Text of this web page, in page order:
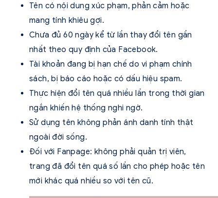
Tên có nội dung xúc phạm, phản cảm hoặc
mang tính khiêu gợi.
Chưa đủ 60 ngày kể từ lần thay đổi tên gần
nhất theo quy định của Facebook.
Tài khoản đang bị hạn chế do vi phạm chính
sách, bị báo cáo hoặc có dấu hiệu spam.
Thực hiện đổi tên quá nhiều lần trong thời gian
ngắn khiến hệ thống nghi ngờ.
Sử dụng tên không phản ánh danh tính thật
ngoài đời sống.
Đối với Fanpage: không phải quản trị viên,
trang đã đổi tên quá số lần cho phép hoặc tên
mới khác quá nhiều so với tên cũ.